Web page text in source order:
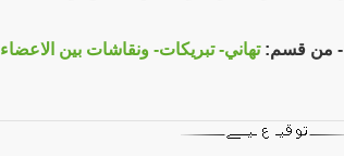
- من قسم:تهاني- تبريكات- ونقاشات بين الاعضاء